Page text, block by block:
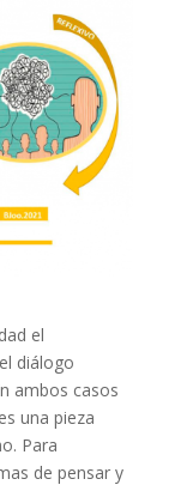
el
diálogo
ambos casos
una pieza
Para
de pensar y